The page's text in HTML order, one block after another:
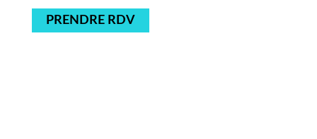
PRENDRE RDV